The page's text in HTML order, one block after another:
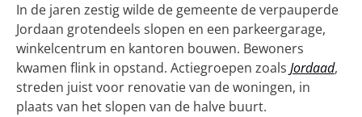
In de jaren zestig wilde de gemeente de verpauperde
Jordaan grotendeels slopen en een parkeergarage,
winkelcentrum en kantoren bouwen. Bewoners
kwamen flink in opstand. Actiegroepen zoals Jordaad,
streden juist voor renovatie van de woningen, in
plaats van het slopen van de halve buurt.